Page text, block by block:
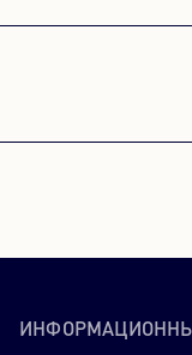
Этот
из-